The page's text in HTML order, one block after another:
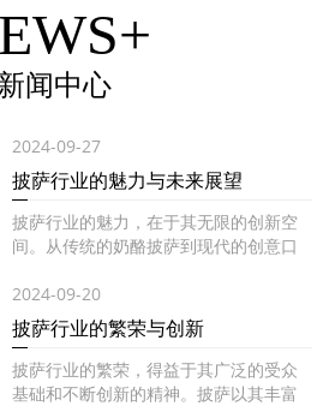
闻中心
2024-09-27
披萨行业的魅力与未来展望
披萨行业的魅力，在于其无限的创新空
间。从传统的奶酪披萨到现代的创意口
2024-09-20
披萨行业的繁荣与创新
披萨行业的繁荣，得益于其广泛的受众
基础和不断创新的精神。披萨以其丰富